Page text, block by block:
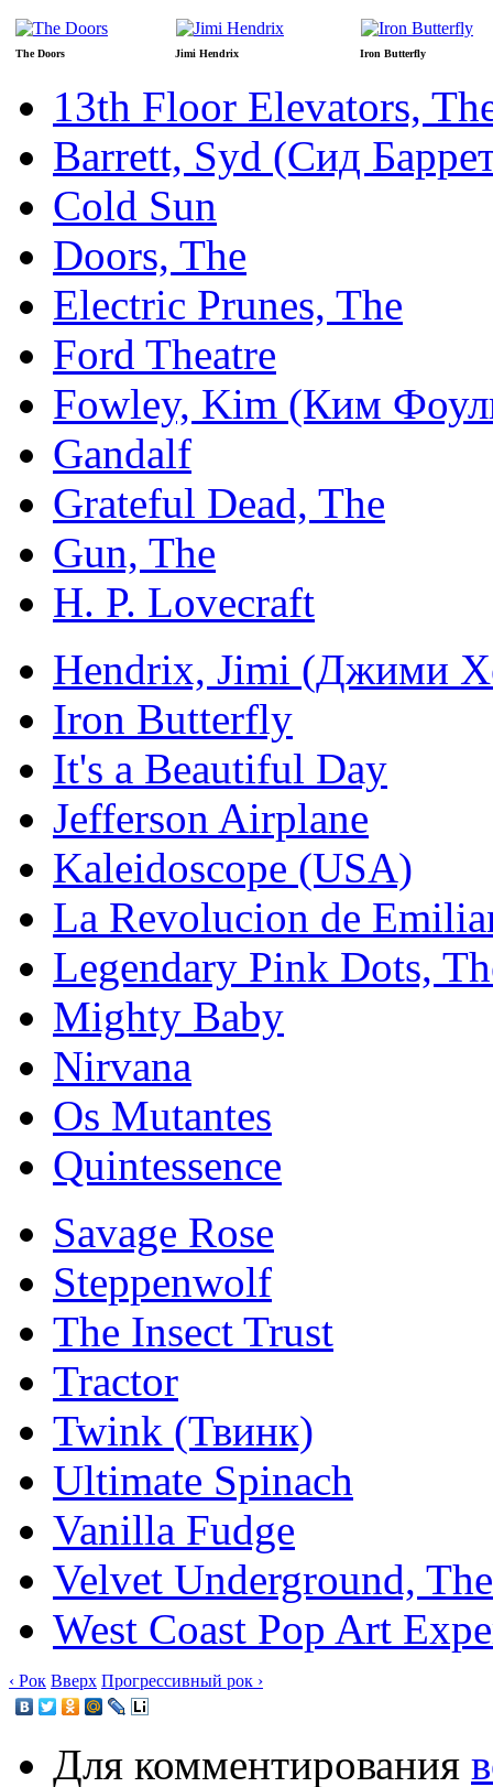
The Doors Jimi Hendrix Iron Butterfly
13th Floor Elevators,
Barrett, Syd (Сид
Cold Sun
Doors, The
Electric Prunes, The
Ford Theatre
Fowley, Kim (Ким
Gandalf
Grateful Dead, The
Gun, The
H. P. Lovecraft
Hendrix, Jimi (Джими
Iron Butterfly
It's a Beautiful Day
Jefferson Airplane
Kaleidoscope (USA)
La Revolucion de
Legendary Pink Dots,
Mighty Baby
Nirvana
Os Mutantes
Quintessence
Savage Rose
Steppenwolf
The Insect Trust
Tractor
Twink (Твинк)
Ultimate Spinach
Vanilla Fudge
Velvet Underground, The
West Coast Pop Art
‹ Рок Вверх Прогрессивный рок ›
Для комментирования